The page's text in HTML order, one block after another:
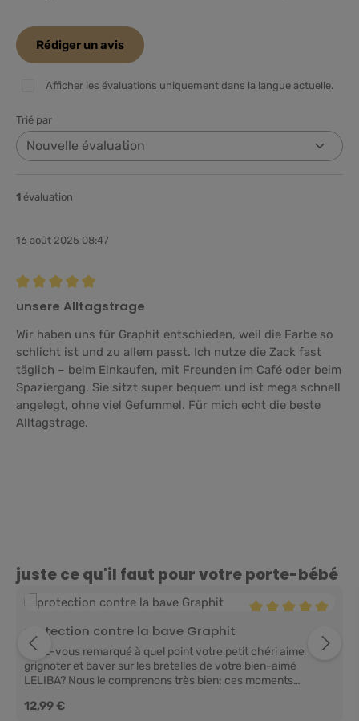
Rédiger un avis
Afficher les évaluations uniquement dans la langue actuelle.
Trié par
1 évaluation
16 août 2025 08:47
Évaluation avec une note de 5 sur 5 étoiles
unsere Alltagstrage
Wir haben uns für Graphit entschieden, weil die Farbe so
schlicht ist und zu allem passt. Ich nutze die Zack fast
täglich – beim Einkaufen, mit Freunden im Café oder beim
Spaziergang. Sie sitzt super bequem und ist mega schnell
angelegt, ohne viel Gefummel. Für mich echt die beste
Alltagstrage.
Ignorer la galerie de produits
juste ce qu'il faut pour votre porte-bébé
protection contre la bave Graphit
Avez-vous remarqué à quel point votre petit chéri aime
grignoter et baver sur les bretelles de votre bien-aimé
LELIBA? Nous le comprenons très bien: ces moments
nous vous recommandons nos protège-ceintures de
Prix régulier :
12,99 €